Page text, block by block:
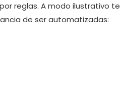
reglas. A modo ilustrativo te
de ser automatizadas: